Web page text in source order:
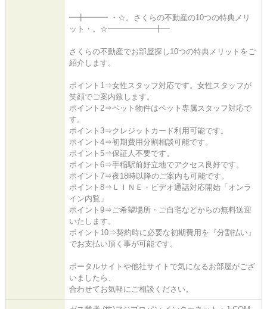
━╋━━━ ・☆。さくらの不動産の10つの特典メリ
ット・。☆━━━━━━╋━
さくらの不動産でお部屋探し10つの特典メリットをご
紹介します。
ポイント1⇒女性スタッフ対応です。女性スタッフが
笑顔でご案内致します。
ポイント2⇒ペット物件はペット専属スタッフ対応で
す。
ポイント3⇒クレジットカード利用可能です。
ポイント4⇒初期費用分割相談可能です。
ポイント5⇒保証人不要です。
ポイント6⇒手稲駅前好立地でアクセス良好です。
ポイント7⇒夜18時以降のご案内も可能です。
ポイント8⇒ＬＩＮＥ・ビデオ通話対応開始「オンラ
イン内覧」
ポイント9⇒ご希望場所・ご自宅などからの無料送迎
いたします。
ポイント10⇒契約時に必要な初期費用を『分割払い』
でお支払い頂く事が可能です。
ポータルサイトや他社サイトで気になるお部屋がござ
いましたら、
合わせてお気軽にご相談ください。